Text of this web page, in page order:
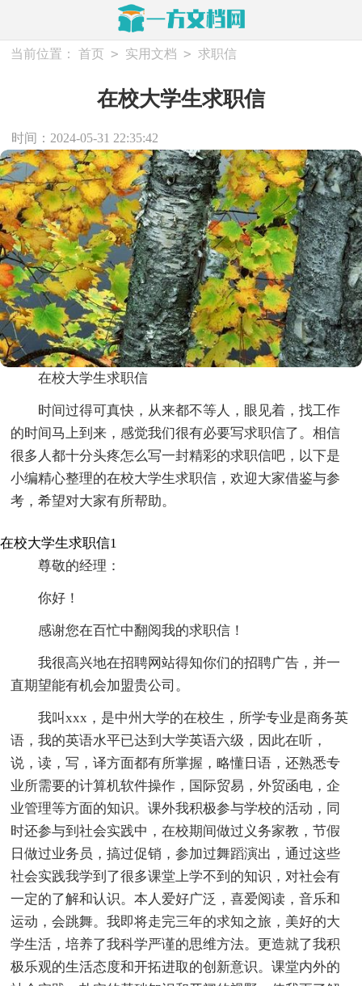
当前位置： 首页 > 实用文档 > 求职信
在校大学生求职信
时间：2024-05-31 22:35:42
在校大学生求职信
时间过得可真快，从来都不等人，眼见着，找工作
的时间马上到来，感觉我们很有必要写求职信了。相信
很多人都十分头疼怎么写一封精彩的求职信吧，以下是
小编精心整理的在校大学生求职信，欢迎大家借鉴与参
考，希望对大家有所帮助。
在校大学生求职信1
尊敬的经理：
你好！
感谢您在百忙中翻阅我的求职信！
我很高兴地在招聘网站得知你们的招聘广告，并一
直期望能有机会加盟贵公司。
我叫xxx，是中州大学的在校生，所学专业是商务英
语，我的英语水平已达到大学英语六级，因此在听，
说，读，写，译方面都有所掌握，略懂日语，还熟悉专
业所需要的计算机软件操作，国际贸易，外贸函电，企
业管理等方面的知识。课外我积极参与学校的活动，同
时还参与到社会实践中，在校期间做过义务家教，节假
日做过业务员，搞过促销，参加过舞蹈演出，通过这些
社会实践我学到了很多课堂上学不到的知识，对社会有
一定的了解和认识。本人爱好广泛，喜爱阅读，音乐和
运动，会跳舞。我即将走完三年的求知之旅，美好的大
学生活，培养了我科学严谨的思维方法。更造就了我积
极乐观的生活态度和开拓进取的创新意识。课堂内外的